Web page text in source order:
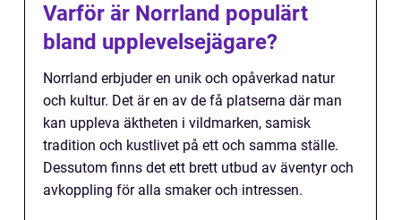
Varför är Norrland populärt
bland upplevelsejägare?
Norrland erbjuder en unik och opåverkad natur
och kultur. Det är en av de få platserna där man
kan uppleva äktheten i vildmarken, samisk
tradition och kustlivet på ett och samma ställe.
Dessutom finns det ett brett utbud av äventyr och
avkoppling för alla smaker och intressen.